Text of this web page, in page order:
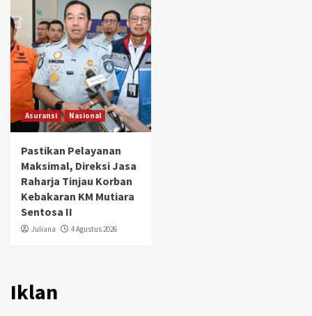
Asuransi Nasional
Pastikan Pelayanan
Maksimal, Direksi Jasa
Raharja Tinjau Korban
Kebakaran KM Mutiara
Sentosa II
Juliana 4 Agustus 2026
Iklan